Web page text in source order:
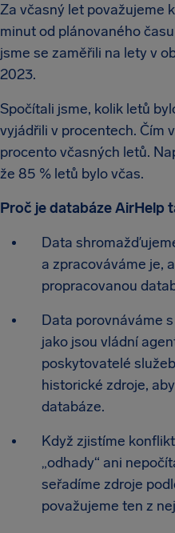
Za včasný let považujeme
minut od plánovaného
jsme se zaměřili na lety v
2023.
Spočítali jsme, kolik letů
vyjádřili v procentech. Čím
procento včasných letů.
že 85 % letů bylo včas.
Proč je databáze AirHelp
Data
a zpracováváme je,
propracovanou
Data porovnáváme
jako jsou vládní
poskytovatelé
historické zdroje,
databáze.
Když zjistíme
„odhady“ ani
seřadíme zdroje
považujeme ten z